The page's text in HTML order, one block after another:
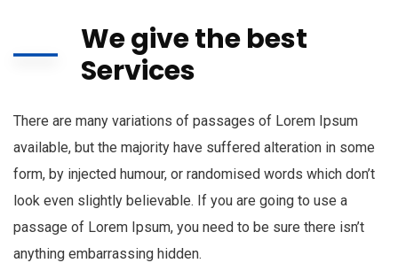
We give the best
Services
There are many variations of passages of Lorem Ipsum
available, but the majority have suffered alteration in some
form, by injected humour, or randomised words which don’t
look even slightly believable. If you are going to use a
passage of Lorem Ipsum, you need to be sure there isn’t
anything embarrassing hidden.